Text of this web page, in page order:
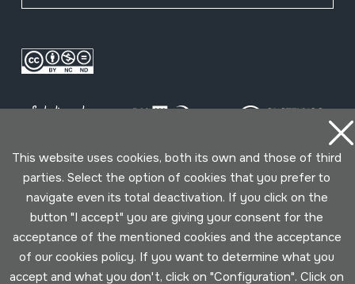
Conditions for use Privacy policy Cookies policy
Developed by Lotura
This website uses cookies, both its own and those of third
parties. Select the option of cookies that you prefer to
navigate even its total deactivation. If you click on the
button "I accept" you are giving your consent for the
acceptance of the mentioned cookies and the acceptance
of our cookies policy. If you want to determine what you
accept and what you don't, click on "Configuration". Click on